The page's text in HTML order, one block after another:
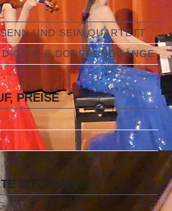
UND SEIN QUARTETT
DORFRUNDGÄNGE
PREISE
SITZPLAN